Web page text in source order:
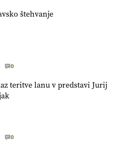
štehvanje
0
teritve lanu v predstavi Jurij
0